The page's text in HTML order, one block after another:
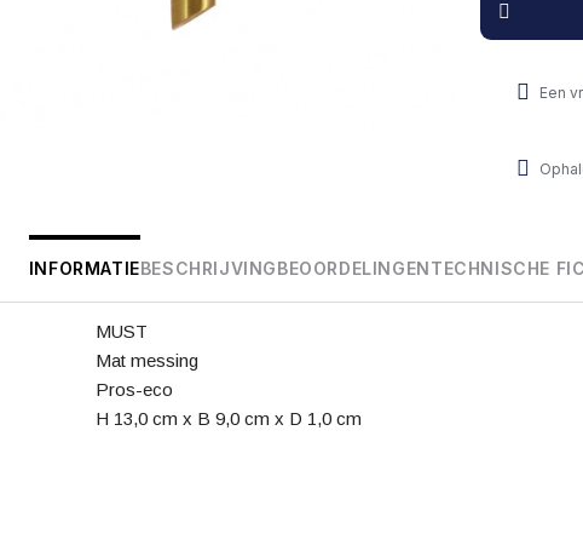
Een
INFORMATIEBESCHRIJVINGBEOORDELINGENTECHNISCHE
MUST
Mat messing
Pros-eco
H 13,0 cm x B 9,0 cm x D 1,0 cm